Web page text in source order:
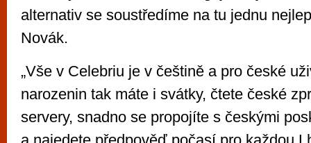
alternativ se soustředíme na tu jednu
Novák.
„Vše v Celebriu je v češtině a pro české
narozenin tak máte i svátky, čtete české
servery, snadno se propojíte s českými